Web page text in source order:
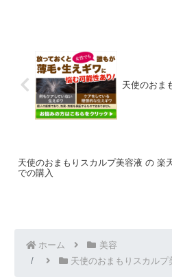
天使のおま
天使のおまもりスカルプ美容液 の 楽
での購入
ホーム
美容
天使のおまもりスカルプ